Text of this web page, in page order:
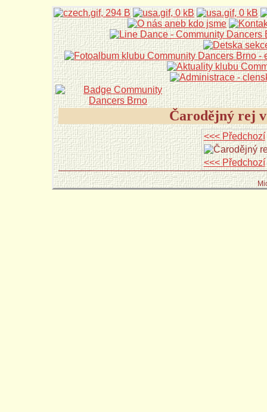
Čarodějný rej
<<< Předchozí
<<< Předchozí